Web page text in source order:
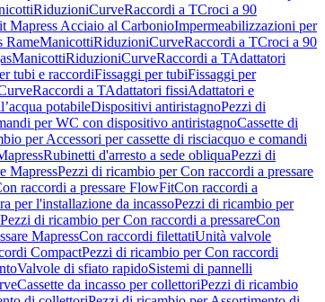
RiduzioniCurveRaccordi a TCroci a 90
Mapress Acciaio al CarbonioImpermeabilizzazioni per
RameManicottiRiduzioniCurveRaccordi a TCroci a 90
ManicottiRiduzioniCurveRaccordi a TAdattatori
tubi e raccordiFissaggi per tubiFissaggi per
Raccordi a TAdattatori fissiAdattatori e
potabileDispositivi antiristagnoPezzi di
per WC con dispositivo antiristagnoCassette di
per Accessori per cassette di risciacquo e comandi
Rubinetti d'arresto a sede obliquaPezzi di
MapressPezzi di ricambio per Con raccordi a pressare
raccordi a pressare FlowFitCon raccordi a
per l'installazione da incassoPezzi di ricambio per
Pezzi di ricambio per Con raccordi a pressareCon
MapressCon raccordi filettatiUnità valvole
CompactPezzi di ricambio per Con raccordi
Valvole di sfiato rapidoSistemi di pannelli
Cassette da incasso per collettoriPezzi di ricambio